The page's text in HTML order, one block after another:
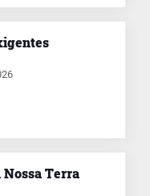
Terra